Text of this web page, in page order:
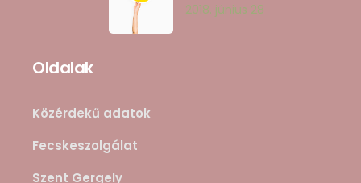
2018. június 28
Oldalak
Közérdekű adatok
Fecskeszolgálat
Szent Gergely